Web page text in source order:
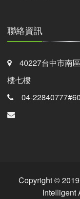
聯絡資訊
40227台中市南
樓七樓
04-
Copyright © 2019
Intelligent